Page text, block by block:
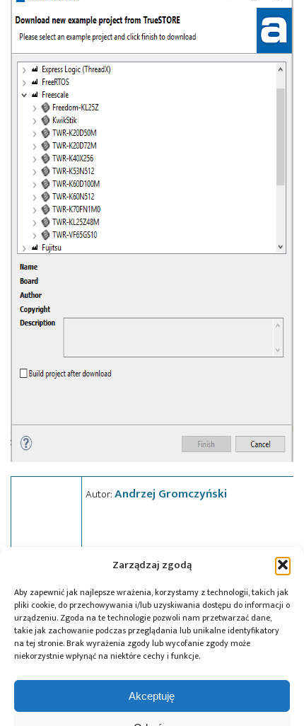
Zarządzaj zgodą
Aby zapewnić jak najlepsze wrażenia, korzystamy z technologii, takich jak
pliki cookie, do przechowywania i/lub uzyskiwania dostępu do informacji o
urządzeniu. Zgoda na te technologie pozwoli nam przetwarzać dane,
takie jak zachowanie podczas przeglądania lub unikalne identyfikatory
na tej stronie. Brak wyrażenia zgody lub wycofanie zgody może
niekorzystnie wpłynąć na niektóre cechy i funkcje.
Akceptuję
Autor:Andrzej Gromczyński
narzędzia,
oprogramowanie,TrueSTUDIO
Przeczytaj również: